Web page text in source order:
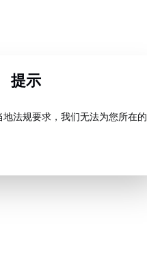
提示
法规要求，我们无法为您所在的